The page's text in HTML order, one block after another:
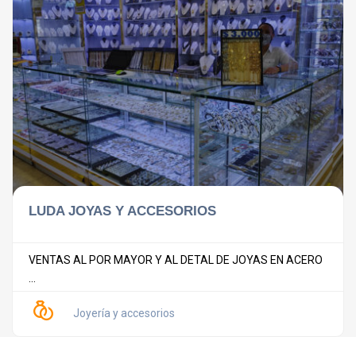
LUDA JOYAS Y ACCESORIOS
VENTAS AL POR MAYOR Y AL DETAL DE JOYAS EN ACERO
Joyería y accesorios